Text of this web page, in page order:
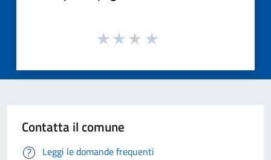
Contatta il comune
Leggi le domande frequenti